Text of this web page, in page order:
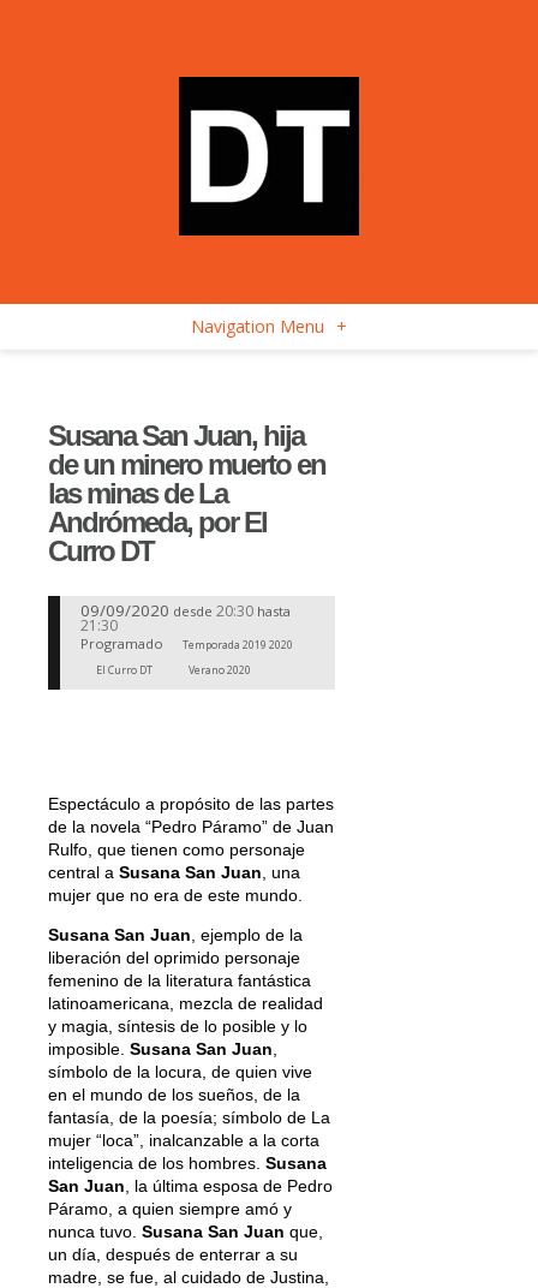
Navigation Menu +
Susana San Juan, hija
de un minero muerto en
las minas de La
Andrómeda, por El
Curro DT
09/09/2020 desde 20:30 hasta
21:30
Programado
Temporada 2019 2020
El Curro DT
Verano 2020
Espectáculo a propósito de las partes
de la novela “Pedro Páramo” de Juan
Rulfo, que tienen como personaje
central a Susana San Juan , una
mujer que no era de este mundo.
Susana San Juan , ejemplo de la
liberación del oprimido personaje
femenino de la literatura fantástica
latinoamericana, mezcla de realidad
y magia, síntesis de lo posible y lo
imposible. Susana San Juan
símbolo de la locura, de quien vive
en el mundo de los sueños, de la
fantasía, de la poesía; símbolo de La
mujer “loca”, inalcanzable a la corta
inteligencia de los hombres. Susana
San Juan , la última esposa de Pedro
Páramo, a quien siempre amó y
nunca tuvo. Susana San Juan que,
un día, después de enterrar a su
madre, se fue, al cuidado de Justina,